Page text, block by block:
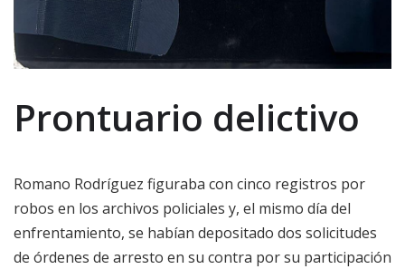
Prontuario delictivo
Romano Rodríguez figuraba con cinco registros por
robos en los archivos policiales y, el mismo día del
enfrentamiento, se habían depositado dos solicitudes
de órdenes de arresto en su contra por su participación